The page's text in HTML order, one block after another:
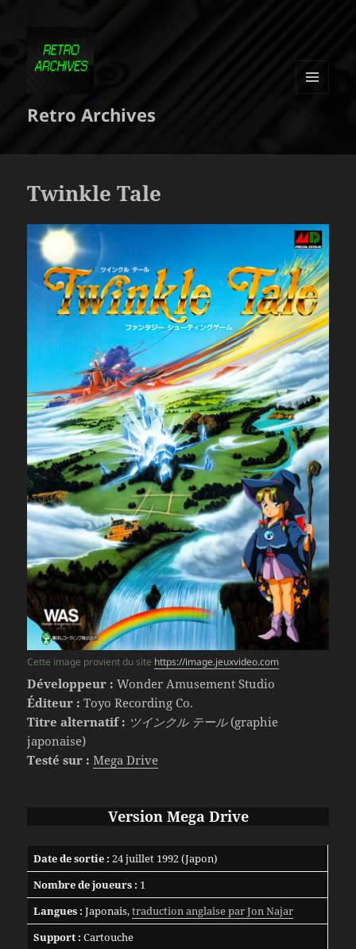
Retro Archives
Twinkle Tale
Cette image provient du site https://image.jeuxvideo.com
Développeur : Wonder Amusement Studio
Éditeur : Toyo Recording Co.
Titre alternatif : ツインクル テール(graphie
japonaise)
Testé sur : Mega Drive
Version Mega Drive
Date de sortie : 24 juillet 1992 (Japon)
Nombre de joueurs : 1
Langues : Japonais,traduction anglaise par Jon Najar
Support : Cartouche